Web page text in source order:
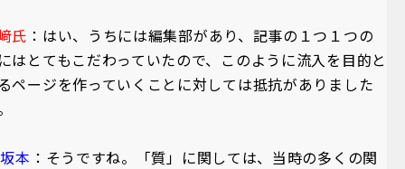
氏 ：はい、うちには編集部があり、記事の１つ１つの
はとてもこだわっていたので、このように流入を目的と
ページを作っていくことに対しては抵抗がありました
本 ：そうですね。「質」に関しては、当時の多くの関